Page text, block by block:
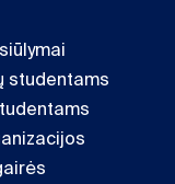
studentams